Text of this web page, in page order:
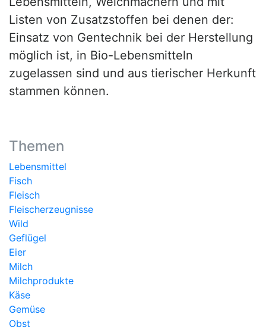
Listen von Zusatzstoffen bei denen der:
Einsatz von Gentechnik bei der Herstellung
möglich ist, in Bio-Lebensmitteln
zugelassen sind und aus tierischer Herkunft
stammen können.
Themen
Lebensmittel
Fisch
Fleisch
Fleischerzeugnisse
Wild
Geflügel
Eier
Milch
Milchprodukte
Käse
Gemüse
Obst